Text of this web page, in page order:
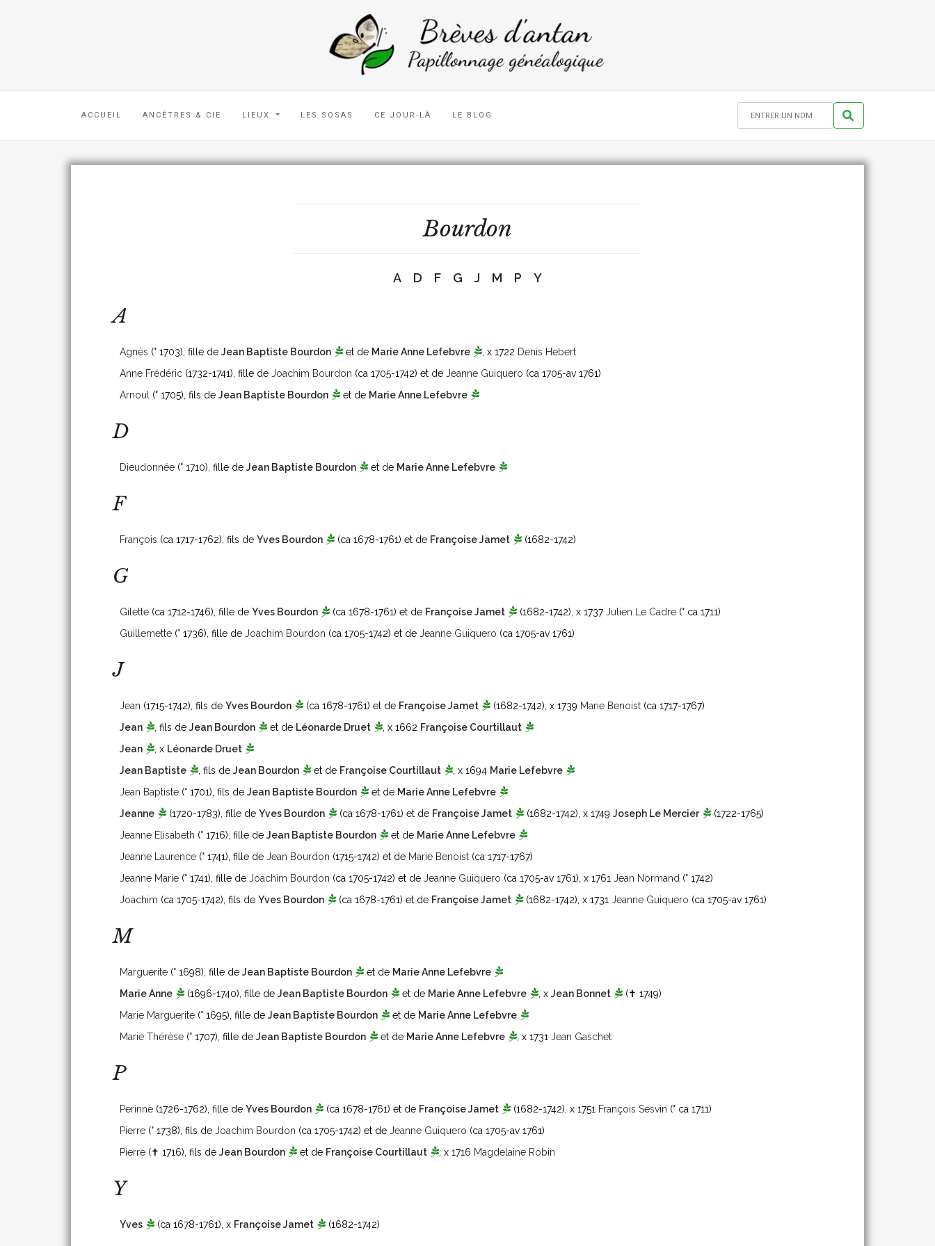
ACCUEIL ANCÊTRES & CIE LIEUX LES SOSAS CE JOUR-LÀ LE BLOG
Bourdon
A D F G J M P Y
A
Agnès (° 1703) , fille de Jean Baptiste Bourdon et de Marie Anne Lefebvre , x 1722 Denis Hebert
Anne Frédéric (1732-1741) , fille de Joachim Bourdon (ca 1705-1742) et de Jeanne Guiquero (ca 1705-av 1761)
Arnoul
(° 1705) , fils de Jean Baptiste Bourdon et de Marie Anne Lefebvre
D
Dieudonnée (° 1710) , fille de Jean Baptiste Bourdon et de Marie Anne Lefebvre
F
François (ca 1717-1762) , fils de Yves Bourdon (ca 1678-1761) et de Françoise Jamet (1682-1742)
G
Gilette (ca 1712-1746) , fille de Yves Bourdon (ca 1678-1761) et de Françoise Jamet (1682-1742) , x 1737 Julien Le Cadre (° ca 1711)
Guillemette (° 1736) , fille de Joachim Bourdon (ca 1705-1742) et de Jeanne Guiquero (ca 1705-av 1761)
J
Jean (1715-1742) , fils de Yves Bourdon (ca 1678-1761) et de Françoise Jamet (1682-1742) , x 1739 Marie Benoist (ca 1717-1767)
Jean
, fils de Jean Bourdon et de Léonarde Druet , x 1662 Françoise Courtillaut
Jean
, x Léonarde Druet
Jean Baptiste
, fils de Jean Bourdon et de Françoise Courtillaut , x 1694 Marie Lefebvre
Jean Baptiste (° 1701) , fils de Jean Baptiste Bourdon et de Marie Anne Lefebvre
Jeanne
(1720-1783) , fille de Yves Bourdon (ca 1678-1761) et de Françoise Jamet (1682-1742) , x 1749 Joseph Le Mercier
(1722-1765)
Jeanne Elisabeth (° 1716) , fille de Jean Baptiste Bourdon et de Marie Anne Lefebvre
Jeanne Laurence (° 1741) , fille de Jean Bourdon (1715-1742) et de Marie Benoist (ca 1717-1767)
Jeanne Marie (° 1741) , fille de Joachim Bourdon (ca 1705-1742) et de Jeanne Guiquero (ca 1705-av 1761) , x 1761 Jean Normand (° 1742)
Joachim (ca 1705-1742) , fils de Yves Bourdon (ca 1678-1761) et de Françoise Jamet (1682-1742) , x 1731 Jeanne Guiquero (ca 1705-av 1761)
M
Marguerite (° 1698) , fille de Jean Baptiste Bourdon et de Marie Anne Lefebvre
Marie Anne
(1696-1740) , fille de Jean Baptiste Bourdon et de Marie Anne Lefebvre , x Jean Bonnet
(✝ 1749)
Marie Marguerite (° 1695) , fille de Jean Baptiste Bourdon et de Marie Anne Lefebvre
Marie Thérèse (° 1707) , fille de Jean Baptiste Bourdon et de Marie Anne Lefebvre , x 1731 Jean Gaschet
P
Perinne (1726-1762) , fille de Yves Bourdon (ca 1678-1761) et de Françoise Jamet (1682-1742) , x 1751 François Sesvin (° ca 1711)
Pierre (° 1738) , fils de Joachim Bourdon (ca 1705-1742) et de Jeanne Guiquero (ca 1705-av 1761)
Pierre (✝ 1716) , fils de Jean Bourdon et de Françoise Courtillaut , x 1716 Magdelaine Robin
Y
Yves (ca 1678-1761) , x Françoise Jamet (1682-1742)